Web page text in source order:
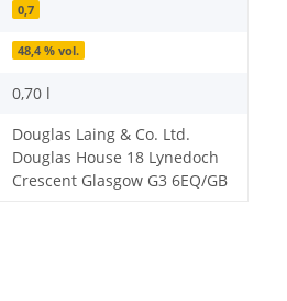
0,7
48,4 % vol.
0,70 l
Douglas Laing & Co. Ltd.
Douglas House 18 Lynedoch
Crescent Glasgow G3 6EQ/GB